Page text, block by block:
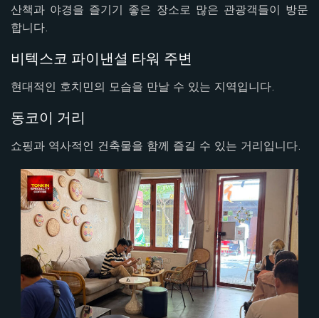
산책과 야경을 즐기기 좋은 장소로 많은 관광객들이 방문
합니다.
비텍스코 파이낸셜 타워 주변
현대적인 호치민의 모습을 만날 수 있는 지역입니다.
동코이 거리
쇼핑과 역사적인 건축물을 함께 즐길 수 있는 거리입니다.